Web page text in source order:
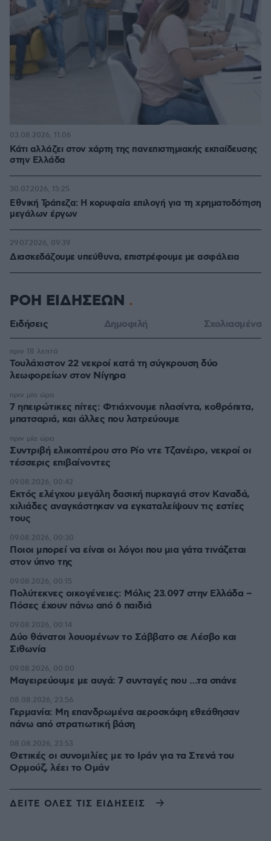
Κάτι αλλάζει στον χάρτη της πανεπιστημιακής εκπαίδευσης
στην Ελλάδα
03.08.2026, 11:06
Εθνική Τράπεζα: Η κορυφαία επιλογή για τη χρηματοδότηση
μεγάλων έργων
30.07.2026, 15:25
Διασκεδάζουμε υπεύθυνα, επιστρέφουμε με ασφάλεια
29.07.2026, 09:39
ΡΟΗ ΕΙΔΗΣΕΩΝ
Ειδήσεις Δημοφιλή Σχολιασμένα
Τουλάχιστον 22 νεκροί κατά τη σύγκρουση δύο
λεωφορείων στον Νίγηρα
πριν 18 λεπτά
7 ηπειρώτικες πίτες: Φτιάχνουμε πλασίντα, κοθρόπιτα,
μπατσαριά, και άλλες που λατρεύουμε
πριν μία ώρα
Συντριβή ελικοπτέρου στο Ρίο ντε Τζανέιρο, νεκροί οι
τέσσερις επιβαίνοντες
πριν μία ώρα
Εκτός ελέγχου μεγάλη δασική πυρκαγιά στον Καναδά,
χιλιάδες αναγκάστηκαν να εγκαταλείψουν τις εστίες
τους
09.08.2026, 00:42
Ποιοι μπορεί να είναι οι λόγοι που μια γάτα τινάζεται
στον ύπνο της
09.08.2026, 00:30
Πολύτεκνες οικογένειες: Μόλις 23.097 στην Ελλάδα –
Πόσες έχουν πάνω από 6 παιδιά
09.08.2026, 00:15
Δύο θάνατοι λουομένων το Σάββατο σε Λέσβο και
Σιθωνία
09.08.2026, 00:14
Μαγειρεύουμε με αυγά: 7 συνταγές που …τα σπάνε
09.08.2026, 00:00
Γερμανία: Μη επανδρωμένα αεροσκάφη εθεάθησαν
πάνω από στρατιωτική βάση
08.08.2026, 23:56
Θετικές οι συνομιλίες με το Ιράν για τα Στενά του
Ορμούζ, λέει το Ομάν
08.08.2026, 23:53
ΔΕΙΤΕ ΟΛΕΣ ΤΙΣ ΕΙΔΗΣΕΙΣ